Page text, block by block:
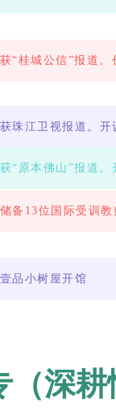
获“桂城公信”报道
获珠江卫视报道。
获“原本佛山”报道
储备13位国际受训
壹品小树屋开馆
（深